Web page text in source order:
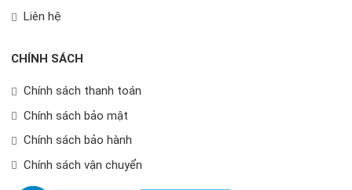
Liên hệ
CHÍNH SÁCH
Chính sách thanh toán
Chính sách bảo mật
Chính sách bảo hành
Chính sách vận chuyển